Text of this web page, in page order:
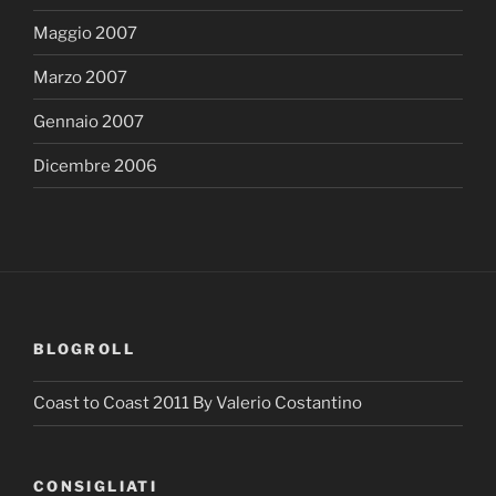
Maggio 2007
Marzo 2007
Gennaio 2007
Dicembre 2006
BLOGROLL
Coast to Coast 2011 By Valerio Costantino
CONSIGLIATI